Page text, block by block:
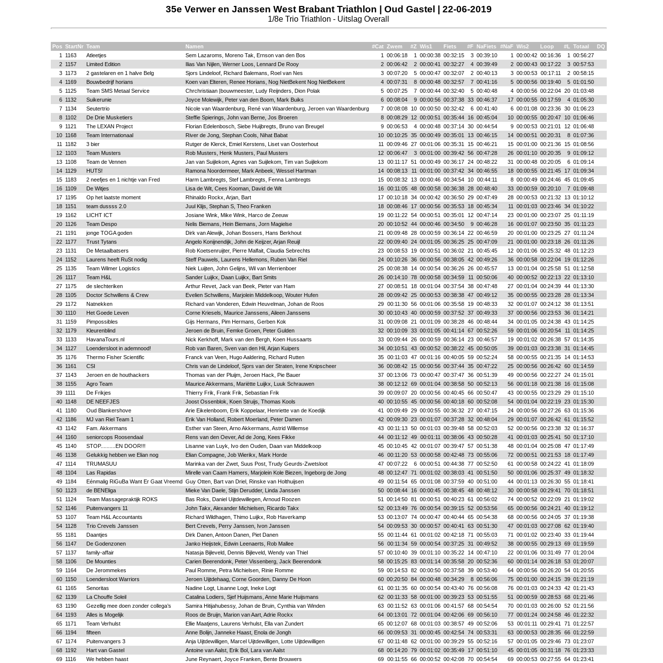
35e Verwer en Janssen West Brabant Triathlon | Oud Gastel | 22-06-2019
1/8e Trio Triathlon - Uitslag Overall
Pos StartNr Team Namen #Cat Zwem #Z Wis1 Fiets #F NaFiets #NaF Wis2 Loop #L Totaal
DQ
1
1163 Atleetjes Sem Lazaroms, Moreno Tak, Ernson van den Bos 1 00:06:18 1 00:00:38 00:32:15 3 00:39:10 1 00:00:42 00:16:36 1
00:56:27
2
1157 Limited Edition Ilias Van Nijlen, Werner Loos, Lennard De Rooy 2 00:06:42 2 00:00:41 00:32:27 4 00:39:49 2 00:00:43 00:17:22 3 00:57:53
3
1173 2 gastelaren en 1 halve Belg Sjors Lindeloof, Richard Balemans, Roel van Nes 3 00:07:20 5 00:00:47 00:32:07 2 00:40:13 3 00:00:53 00:17:11 2 00:58:15
4
1169 Bouwbedrijf horians Koen van Elteren, Renee Horians, Nog NietBekent Nog NietBekent 4 00:07:31 8 00:00:48 00:32:57 7 00:41:16 5 00:00:56 00:19:40 5 01:01:50
5
1125 Team SMS Metaal Service Chrchristiaan |bouwmeester, Ludy Reijnders, Dion Polak 5 00:07:25 7 00:00:44 00:32:40 5 00:40:48 4 00:00:56 00:22:04 20 01:03:48
6
1132 Suikerunie Joyce Molewijk, Peter van den Boom, Mark Buiks 6 00:08:04 9 00:00:56 00:37:38 33 00:46:37 17 00:00:55 00:17:59 4 01:05:30
7
1134 Seutertrio Nicole van Waardenburg, René van Waardenburg, Jeroen van Waardenburg 7 00:08:08 10 00:00:50 00:32:42 6 00:41:40 6 00:01:08 00:23:36 30 01:06:23
8
1102 De Drie Musketiers Steffie Spierings, John van Berne, Jos Broeren 8 00:08:29 12 00:00:51 00:35:44 16 00:45:04 10 00:00:55 00:20:47 10 01:06:46
9
1121 The LEXAN Project Florian Edelenbosch, Siebe Huijbregts, Bruno van Breugel 9 00:06:53 4 00:00:48 00:37:14 30 00:44:54 9 00:00:53 00:21:01 12 01:06:48
10
1168 Team Internationaal River de Jong, Stephan Cools, Nihat Babat 10 00:10:25 35 00:00:49 00:35:01 13 00:46:15 14 00:00:51 00:20:31 8 01:07:36
11
1182 3 bier Rutger de Klerck, Emiel Kerstens, Liset van Oosterhout 11 00:09:46 27 00:01:06 00:35:31 15 00:46:21 15 00:01:00 00:21:36 15 01:08:56
12
1103 Team Musters Rob Musters, Henk Musters, Paul Musters 12 00:06:47 3 00:01:00 00:39:42 56 00:47:28 26 00:01:10 00:20:35 9 01:09:12
13
1108 Team de Vennen Jan van Suijlekom, Agnes van Suijlekom, Tim van Suijlekom 13 00:11:17 51 00:00:49 00:36:17 24 00:48:22 31 00:00:48 00:20:05 6 01:09:14
14
1129 HUTS! Ramona Noordermeer, Mark Anbeek, Wessel Hartman 14 00:08:13 11 00:01:00 00:37:42 34 00:46:55 18 00:00:55 00:21:45 17 01:09:34
15
1183 2 neefjes en 1 nichtje van Fred Harm Lambregts, Stef Lambregts, Fenna Lambregts 15 00:08:32 13 00:00:46 00:34:54 10 00:44:11 8 00:00:49 00:24:46 45 01:09:45
16
1109 De Witjes Lisa de Wit, Cees Kooman, David de Wit 16 00:11:05 48 00:00:58 00:36:38 28 00:48:40 33 00:00:59 00:20:10 7 01:09:48
17
1195 Op het laatste moment Rhinaldo Rockx, Arjan, Bart 17 00:10:18 34 00:00:42 00:36:50 29 00:47:49 28 00:00:53 00:21:32 13 01:10:12
18
1151 team dussss 2.0 Juul Klijs, Stephan S, Theo Franken 18 00:08:46 17 00:00:56 00:35:53 18 00:45:34 11 00:01:03 00:23:46 34 01:10:22
19
1162 LICHT ICT Josiane Wink, Mike Wink, Harco de Zeeuw 19 00:11:22 54 00:00:51 00:35:01 12 00:47:14 23 00:01:00 00:23:07 25
01:11:19
20
1126 Team Despo Nelis Biemans, Hein Biemans, Jorn Magielse 20 00:10:52 44 00:00:46 00:34:50 9 00:46:28 16 00:01:07 00:23:50 35
01:11:23
21
1191 jonge TOGA goden Dirk van Alewijk, Johan Bossers, Hans Berkhout 21 00:09:48 28 00:00:59 00:36:14 22 00:46:59 20 00:01:00 00:23:25 27
01:11:24
22
1177 Trust Tytans Angelo Konijnendijk, John de Keijzer, Arjan Reuijl 22 00:09:40 24 00:01:05 00:36:25 25 00:47:09 21 00:01:00 00:23:18 26
01:11:26
23
1131 De Metaalbatsers Rob Koetsenruijter, Pierre Malfait, Claudia Sebrechts 23 00:08:53 19 00:00:51 00:36:02 21 00:45:45 12 00:01:06 00:25:32 48 01:12:23
24
1152 Laurens heeft RuSt nodig Steff Pauwels, Laurens Hellemons, Ruben Van Riel 24 00:10:26 36 00:00:56 00:38:05 42 00:49:26 36 00:00:58 00:22:04 19 01:12:26
25
1135 Team Wilmer Logistics Niek Luijten, John Gelijns, Wil van Merrienboer 25 00:08:38 14 00:00:54 00:36:26 26 00:45:57 13 00:01:04 00:25:58 51
01:12:58
26
1117 Team H&L Sander Luijkx, Daan Luijkx, Bart Smits 26 00:14:10 78 00:00:58 00:34:59 11 00:50:06 40 00:00:52 00:22:13 22 01:13:10
27
1175 de slechteriken Arthur Revet, Jack van Beek, Pieter van Ham 27 00:08:51 18 00:01:04 00:37:54 38 00:47:48 27 00:01:04 00:24:39 44 01:13:30
28
1105 Doctor Schwillens & Crew Evelien Schwillens, Marjolein Middelkoop, Wouter Hufen 28 00:09:42 25 00:00:53 00:38:38 47 00:49:12 35 00:00:55 00:23:28 28 01:13:34
29
1172 Natnekken Richard van Vonderen, Edwin Heuvelman, Johan de Roos 29 00:11:30 56 00:01:06 00:35:58 19 00:48:33 32 00:01:07 00:24:12 38 01:13:51
30
1110 Het Goede Leven Corne Kriesels, Maurice Janssens, Aileen Janssens 30 00:10:43 40 00:00:59 00:37:52 37 00:49:33 37 00:00:56 00:23:53 36 01:14:21
31
1159 Pimpossibles Gijs Hermans, Pim Hermans, Gerben Kok 31 00:09:08 21 00:01:09 00:38:28 46 00:48:44 34 00:01:05 00:24:38 43 01:14:25
32
1179 Kleurenblind Jeroen de Bruin, Femke Groen, Peter Gulden 32 00:10:09 33 00:01:05 00:41:14 67 00:52:26 59 00:01:06 00:20:54 11
01:14:25
33
1133 HavanaTours.nl Nick Kerkhoff, Mark van den Bergh, Koen Hussaarts 33 00:09:44 26 00:00:59 00:36:14 23 00:46:57 19 00:01:02 00:26:38 57 01:14:35
34
1127 Loendersloot in ademnood! Rob van Baren, Sven van den Hil, Arjan Kuipers 34 00:10:51 43 00:00:52 00:38:22 45 00:50:05 39 00:01:03 00:23:38 31
01:14:45
35
1176 Thermo Fisher Scientific Franck van Veen, Hugo Aaldering, Richard Rutten 35 00:11:03 47 00:01:16 00:40:05 59 00:52:24 58 00:00:55 00:21:35 14 01:14:53
36
1161 CSI Chris van de Lindeloof, Sjors van der Straten, Irene Knipscheer 36 00:08:42 15 00:00:56 00:37:44 35 00:47:22 25 00:00:56 00:26:42 60 01:14:59
37
1143 Jeroen en de houthackers Thomas van der Pluijm, Jeroen Hack, Pie Bauer 37 00:13:06 73 00:00:47 00:37:47 36 00:51:39 49 00:00:56 00:22:27 24 01:15:01
38
1155 Agro Team Maurice Akkermans, Mariëtte Luijkx, Luuk Schrauwen 38 00:12:12 69 00:01:04 00:38:58 50 00:52:13 56 00:01:18 00:21:38 16 01:15:08
39
1111 De Frikjes Thierry Frik, Frank Frik, Sebastian Frik 39 00:09:07 20 00:00:56 00:40:45 66 00:50:47 43 00:00:55 00:23:29 29 01:15:10
40
1148 DE NEEFJES Joost Ossenblok, Koen Struijs, Thomas Kools 40 00:10:55 45 00:00:56 00:40:18 60 00:52:08 54 00:01:04 00:22:19 23 01:15:30
41
1180 Oud Blankershove Arie Eikelenboom, Erik Koppelaar, Henriette van de Koedijk 41 00:09:49 29 00:00:55 00:36:32 27 00:47:15 24 00:00:56 00:27:26 63 01:15:36
42
1186 MJ van Riel Team 1 Erik Van Holland, Robert Moerland, Peter Damen 42 00:09:30 23 00:01:07 00:37:28 32 00:48:04 29 00:01:07 00:26:42 61
01:15:52
43
1142 Fam. Akkermans Esther van Steen, Arno Akkermans, Astrid Willemse 43 00:11:13 50 00:01:03 00:39:48 58 00:52:03 52 00:00:56 00:23:38 32 01:16:37
44
1160 seniorcops Roosendaal Rens van den Oever, Ad de Jong, Kees Fikke 44 00:11:12 49 00:01:11 00:38:06 43 00:50:28 41 00:01:03 00:25:41 50 01:17:10
45
1140 STOP..........EN DOOR!!! Lisanne van Luyk, Ivo den Ouden, Daan van Middelkoop 45 00:10:45 42 00:01:07 00:39:47 57 00:51:38 48 00:01:04 00:25:08 47 01:17:49
46
1138 Gelukkig hebben we Elian nog Elian Compagne, Job Wierikx, Mark Horde 46 00:11:20 53 00:00:58 00:42:48 73 00:55:06 72 00:00:51 00:21:53 18 01:17:49
47
1114 TRUMASUU Marinka van der Zwet, Suus Post, Trudy Geurds-Zwetsloot 47 00:07:22 6 00:00:51 00:44:38 77 00:52:50 61 00:00:58 00:24:22 41
01:18:09
48
1104 Las Rapidas Mirelle van Caam Hamers, Marjolein Kole Biezen, Ingeborg de Jong 48 00:12:47 71 00:01:02 00:38:03 41 00:51:50 50 00:01:06 00:25:37 49 01:18:32
49
1184 Eénmalig RiGuBa Want Er Gaat Vreemd Guy Otten, Bart van Driel, Rinske van Holthuijsen 49 00:11:54 65 00:01:08 00:37:59 40 00:51:00 44 00:01:13 00:26:30 55 01:18:41
50
1123 de BENEliga Mieke Van Daele, Stijn Derudder, Linda Janssen 50 00:08:44 16 00:00:45 00:38:45 48 00:48:12 30 00:00:58 00:29:41 70 01:18:51
51
1124 Team Massagepraktijk ROKS Bas Roks, Daniel Uijtdewillegen, Arnoud Roozen 51 00:14:50 81 00:00:51 00:40:23 61 00:56:02 74 00:00:52 00:22:09 21
01:19:02
52
1146 Puitenvangers 11 John Takx, Alexander Michielsen, Ricardo Takx 52 00:13:49 76 00:00:54 00:39:15 52 00:53:56 65 00:00:56 00:24:21 40 01:19:12
53
1107 Team H&L Accountants Richard Wildhagen, Thimo Luijkx, Rob Haverkamp 53 00:13:07 74 00:00:47 00:40:44 65 00:54:38 68 00:00:56 00:24:05 37 01:19:38
54
1128 Trio Crevels Janssen Bert Crevels, Perry Janssen, Ivon Janssen 54 00:09:53 30 00:00:57 00:40:41 63 00:51:30 47 00:01:03 00:27:08 62 01:19:40
55
1181 Daantjes Dirk Danen, Antoon Danen, Piet Danen 55 00:11:44 61 00:01:02 00:42:18 71 00:55:03 71 00:01:02 00:23:40 33 01:19:44
56
1147 De Godenzonen Janko Heijstek, Edwin Leenaerts, Rob Mallee 56 00:11:34 59 00:00:54 00:37:25 31 00:49:52 38 00:00:55 00:29:13 69 01:19:59
57
1137 family-affair Natasja Bijleveld, Dennis Bijleveld, Wendy van Thiel 57 00:10:40 39 00:01:10 00:35:22 14 00:47:10 22 00:01:06 00:31:49 77 01:20:04
58
1106 De Mounties Carien Beerendonk, Peter Vissenberg, Jack Beerendonk 58 00:15:25 83 00:01:14 00:35:58 20 00:52:36 60 00:01:14 00:26:18 53 01:20:07
59
1164 De Jerommekes Paul Romme, Petra Michielsen, Rinie Romme 59 00:14:53 82 00:00:50 00:37:58 39 00:53:40 64 00:00:56 00:26:20 54 01:20:55
60
1150 Loendersloot Warriors Jeroen Uijtdehaag, Corne Goorden, Danny De Hoon 60 00:20:50 84 00:00:48 00:34:29 8 00:56:06 75 00:01:00 00:24:15 39 01:21:19
61
1165 Senoritas Nadine Logt, Lisanne Logt, Ineke Logt 61 00:11:35 60 00:00:54 00:43:40 76 00:56:08 76 00:01:03 00:24:33 42 01:21:43
62
1139 La Chouffe Soleil Catalina Lodiers, Sjef Huijsmans, Anne Marie Huijsmans 62 00:11:33 58 00:01:00 00:39:23 53 00:51:55 51 00:00:59 00:28:53 68 01:21:46
63
1190 Gezellig mee doen zonder collega’s Samira Hitijahubessy, Johan de Bruin, Cynthia van Winden 63 00:11:52 63 00:01:06 00:41:57 68 00:54:54 70 00:01:03 00:26:00 52 01:21:56
64
1193 Alles is Mogelijk Roos de Bruijn, Marion van Aart, Adrie Rockx 64 00:13:01 72 00:01:04 00:42:06 69 00:56:10 77 00:01:24 00:24:58 46 01:22:32
65
1171 Team Verhulst Ellie Maatjens, Laurens Verhulst, Ella van Zundert 65 00:12:07 68 00:01:03 00:38:57 49 00:52:06 53 00:01:11 00:29:41 71
01:22:57
66
1194 fifteen Anne Bolijn, Janneke Haast, Enola de Jongh 66 00:09:53 31 00:00:45 00:42:54 74 00:53:31 63 00:00:53 00:28:35 66 01:22:59
67
1174 Puitenvangers 3 Anja Uijtdewilligen, Marcel Uijtdewilligen, Lotte Uijtdewilligen 67 00:11:48 62 00:01:00 00:39:29 55 00:52:16 57 00:01:05 00:29:46 73 01:23:07
68
1192 Hart van Gastel Antoine van Aalst, Erik Bol, Lara van Aalst 68 00:14:20 79 00:01:02 00:35:49 17 00:51:10 45 00:01:05 00:31:18 76 01:23:33
69
1116 We hebben haast June Reynaert, Joyce Franken, Bente Brouwers 69 00:11:55 66 00:00:52 00:42:08 70 00:54:54 69 00:00:53 00:27:55 64 01:23:41